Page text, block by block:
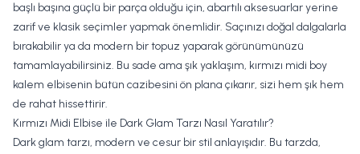
başlı başına güçlü bir parça olduğu için, abartılı aksesuarlar yerine
zarif ve klasik seçimler yapmak önemlidir. Saçınızı doğal dalgalarla
bırakabilir ya da modern bir topuz yaparak görünümünüzü
tamamlayabilirsiniz. Bu sade ama şık yaklaşım, kırmızı midi boy
kalem elbisenin bütün cazibesini ön plana çıkarır, sizi hem şık hem
de rahat hissettirir.
Kırmızı Midi Elbise ile Dark Glam Tarzı Nasıl Yaratılır?
Dark glam tarzı, modern ve cesur bir stil anlayışıdır. Bu tarzda,